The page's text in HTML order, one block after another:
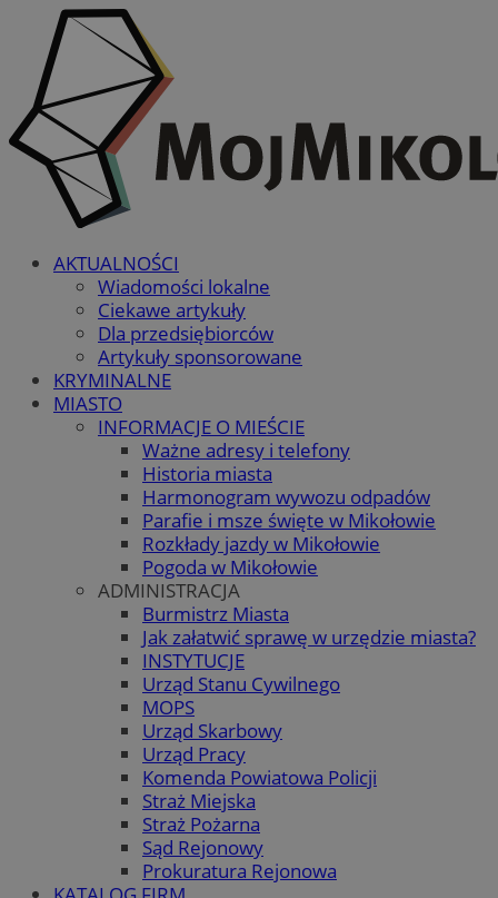
AKTUALNOŚCI
Wiadomości lokalne
Ciekawe artykuły
Dla przedsiębiorców
Artykuły sponsorowane
KRYMINALNE
MIASTO
INFORMACJE O MIEŚCIE
Ważne adresy i telefony
Historia miasta
Harmonogram wywozu odpadów
Parafie i msze święte w Mikołowie
Rozkłady jazdy w Mikołowie
Pogoda w Mikołowie
ADMINISTRACJA
Burmistrz Miasta
Jak załatwić sprawę w urzędzie miasta?
INSTYTUCJE
Urząd Stanu Cywilnego
MOPS
Urząd Skarbowy
Urząd Pracy
Komenda Powiatowa Policji
Straż Miejska
Straż Pożarna
Sąd Rejonowy
Prokuratura Rejonowa